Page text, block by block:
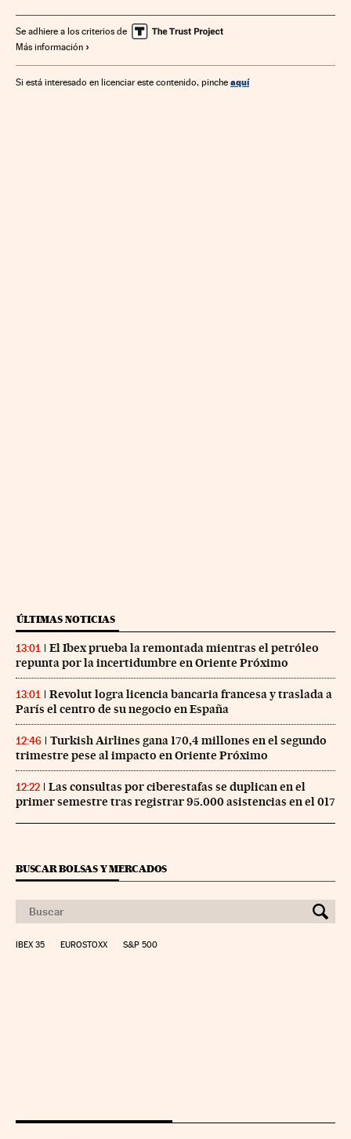
Se adhiere a los criterios de
Más información
Si está interesado en licenciar este contenido, pinche aquí
ÚLTIMAS NOTICIAS
13:01
El Ibex prueba la remontada mientras el petróleo
repunta por la incertidumbre en Oriente Próximo
13:01
Revolut logra licencia bancaria francesa y traslada a
París el centro de su negocio en España
12:46
Turkish Airlines gana 170,4 millones en el segundo
trimestre pese al impacto en Oriente Próximo
12:22
Las consultas por ciberestafas se duplican en el
primer semestre tras registrar 95.000 asistencias en el 017
BUSCAR BOLSAS Y MERCADOS
IBEX 35 EUROSTOXX S&P 500